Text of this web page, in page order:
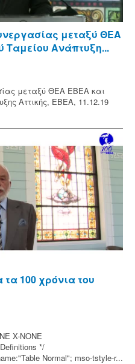
μεταξύ ΘΕΑ
Ταμείου Ανάπτυξη...
μεταξύ ΘΕΑ ΕΒΕΑ και
Αττικής, ΕΒΕΑ, 11.12.19
100 χρόνια του
X-NONE
*/
Normal"; mso-tstyle-r...